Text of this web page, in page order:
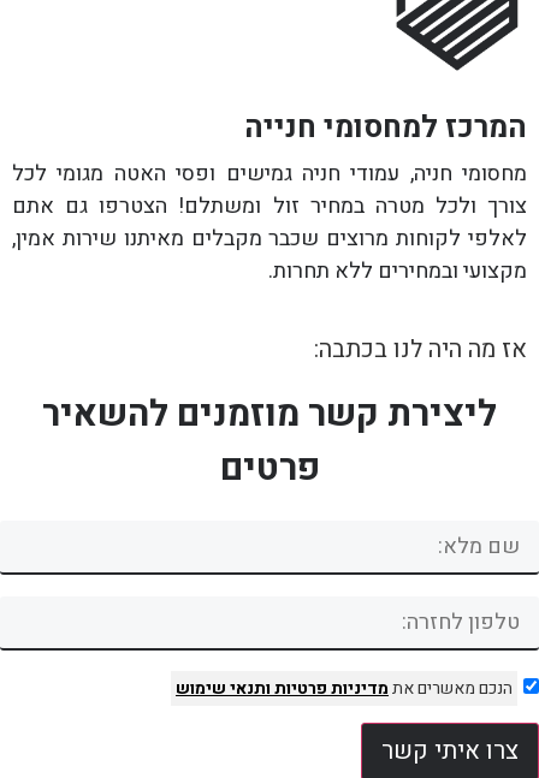
המרכז למחסומי חנייה
מחסומי חניה, עמודי חניה גמישים ופסי האטה מגומי לכל
צורך ולכל מטרה במחיר זול ומשתלם! הצטרפו גם אתם
לאלפי לקוחות מרוצים שכבר מקבלים מאיתנו שירות אמין,
מקצועי ובמחירים ללא תחרות.
אז מה היה לנו בכתבה:
ליצירת קשר מוזמנים להשאיר
פרטים
הנכם מאשרים אתמדיניות פרטיותותנאי שימוש
צרו איתי קשר